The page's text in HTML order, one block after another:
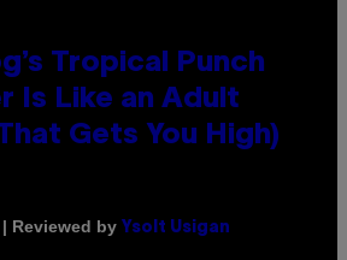
Tropical Punch
Is Like an Adult
Gets You High)
| Reviewed by Ysolt Usigan